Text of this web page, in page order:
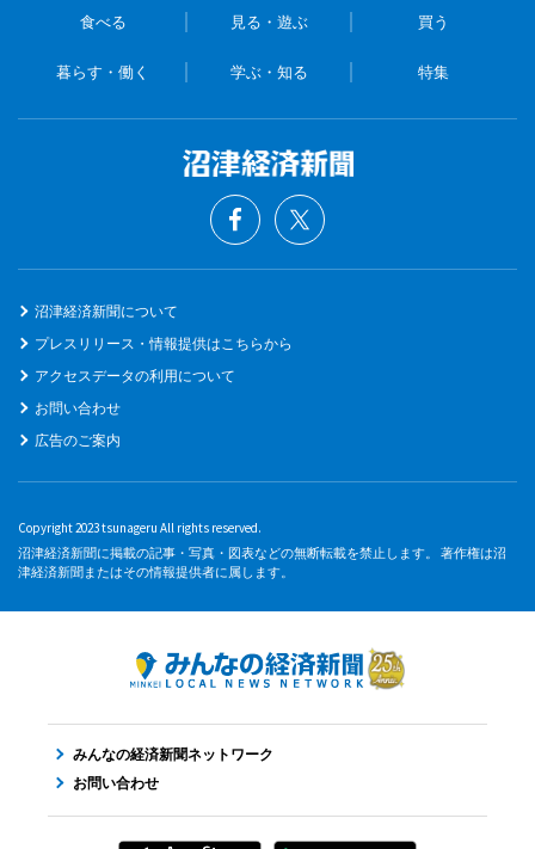
食べる 見る・遊ぶ 買う
暮らす・働く 学ぶ・知る 特集
沼津経済新聞について
プレスリリース・情報提供はこちらから
アクセスデータの利用について
お問い合わせ
広告のご案内
Copyright 2023 tsunageru All rights reserved.
沼津経済新聞に掲載の記事・写真・図表などの無断転載を禁止します。 著作権は沼
津経済新聞またはその情報提供者に属します。
みんなの経済新聞ネットワーク
お問い合わせ